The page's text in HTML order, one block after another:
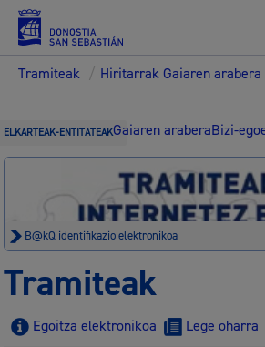
Tramiteak / Hiritarrak Gaiaren arabera
ELKARTEAK-ENTITATEAKGaiaren araberaBizi-
B@kQ identifikazio elektronikoa
Tramiteak
Egoitza elektronikoa Lege oharra